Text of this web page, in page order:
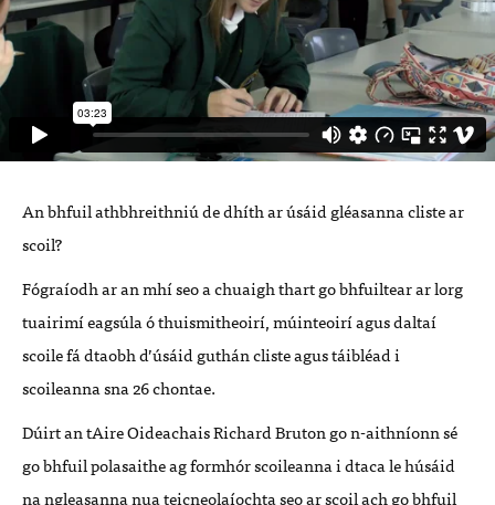
An bhfuil athbhreithniú de dhíth ar úsáid gléasanna cliste ar
scoil?
Fógraíodh ar an mhí seo a chuaigh thart go bhfuiltear ar lorg
tuairimí eagsúla ó thuismitheoirí, múinteoirí agus daltaí
scoile fá dtaobh d’úsáid guthán cliste agus táibléad i
scoileanna sna 26 chontae.
Dúirt an tAire Oideachais Richard Bruton go n-aithníonn sé
go bhfuil polasaithe ag formhór scoileanna i dtaca le húsáid
na ngleasanna nua teicneolaíochta seo ar scoil ach go bhfuil